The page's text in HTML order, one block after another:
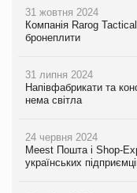
31 жовтня 2024
Компанія Rarog
бронеплити
31 липня 2024
Напівфабрикати та
нема світла
24 червня 2024
Meest Пошта і Shop-
українських